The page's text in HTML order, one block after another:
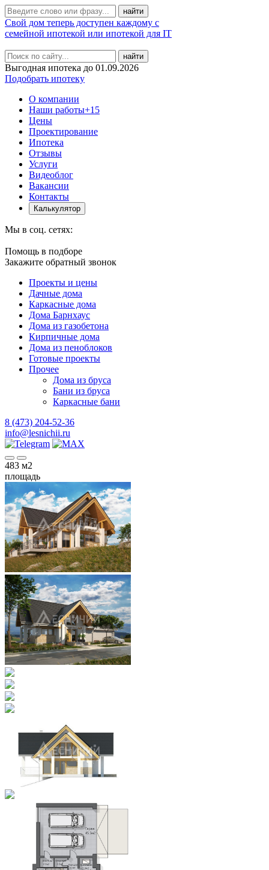
Свой дом теперь доступен каждому с
семейной ипотекой или ипотекой для IT
найти
Выгодная ипотека до 01.09.2026
Подобрать ипотеку
О компании
Наши работы+15
Цены
Проектирование
Ипотека
Отзывы
Услуги
Видеоблог
Вакансии
Контакты
Калькулятор
Мы в соц. сетях:
Помощь в подборе
Закажите обратный звонок
Проекты и цены
Дачные дома
Каркасные дома
Дома Барнхаус
Дома из газобетона
Кирпичные дома
Дома из пеноблоков
Готовые проекты
Прочее
Дома из бруса
Бани из бруса
Каркасные бани
8 (473) 204-52-36
info@lesnichii.ru
483 м2
площадь